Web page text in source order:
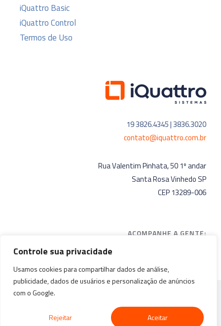
Controle sua privacidade
Usamos cookies para compartilhar dados de análise,
publicidade, dados de usuários e personalização de anúncios
com o Google.
Rejeitar Aceitar
iQuattro Basic
iQuattro Control
Termos de Uso
19 3826.4345 | 3836.3020
contato@iquattro.com.br
Rua Valentim Pinhata, 50 1º andar
Santa Rosa Vinhedo SP
CEP 13289-006
ACOMPANHE A GENTE:
SISTEMAS® – DESIGN & DEV BY
POMPZ ARTES